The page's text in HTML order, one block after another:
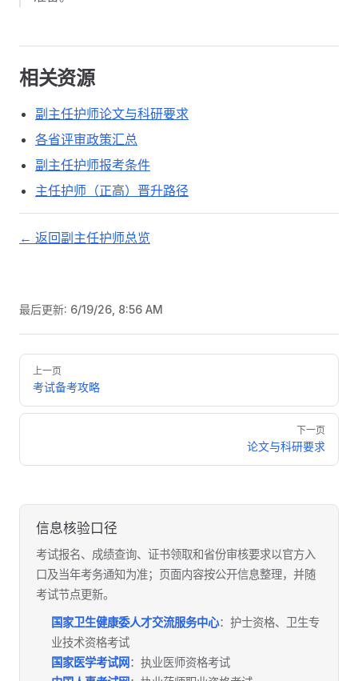
相关资源
副主任护师论文与科研要求
各省评审政策汇总
副主任护师报考条件
主任护师（正高）晋升路径
← 返回副主任护师总览
最后更新: 6/19/26, 8:56 AM
Pager
上一页
考试备考攻略
下一页
论文与科研要求
信息核验口径
考试报名、成绩查询、证书领取和省份审核要求以官方入
口及当年考务通知为准；页面内容按公开信息整理，并随
考试节点更新。
国家卫生健康委人才交流服务中心：护士资格、卫生专
业技术资格考试
国家医学考试网 ：执业医师资格考试